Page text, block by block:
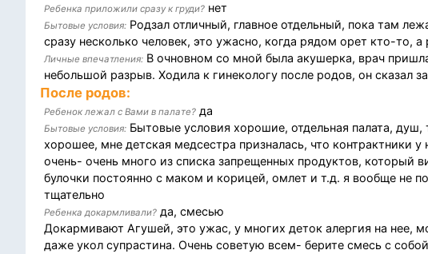
Ребенка приложили сразу к груди? нет
Бытовые условия: Родзал отличный, главное отдельный, пока там
сразу несколько человек, это ужасно, когда рядом орет кто-то,
Личные впечатления: В очновном со мной была акушерка, врач
небольшой разрыв. Ходила к гинекологу после родов, он сказал
После родов:
Ребенок лежал с Вами в палате? да
Бытовые условия: Бытовые условия хорошие, отдельная палата, душ,
хорошее, мне детская медсестра призналась, что контрактники
очень- очень много из списка запрещенных продуктов, который
булочки постоянно с маком и корицей, омлет и т.д. я вообще не
тщательно
Ребенка докармливали? да, смесью
Докармивают Агушей, это ужас, у многих деток алергия на нее,
даже укол супрастина. Очень советую всем- берите смесь с